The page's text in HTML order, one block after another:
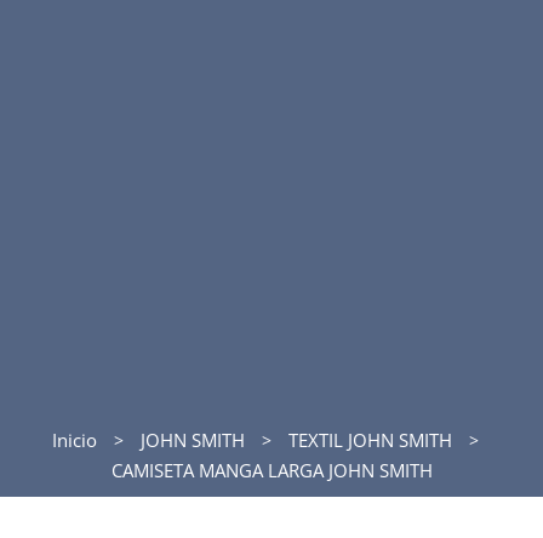
Inicio JOHN SMITH
TEXTIL JOHN SMITH
CAMISETA MANGA LARGA JOHN SMITH